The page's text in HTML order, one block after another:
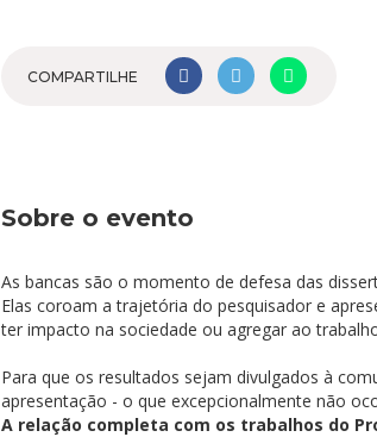
COMPARTILHE
Sobre o evento
As bancas são o momento de defesa das
Elas coroam a trajetória do pesquisador e
ter impacto na sociedade ou agregar ao
Para que os resultados sejam divulgados à
apresentação - o que excepcionalmente não
A relação completa com os trabalhos do